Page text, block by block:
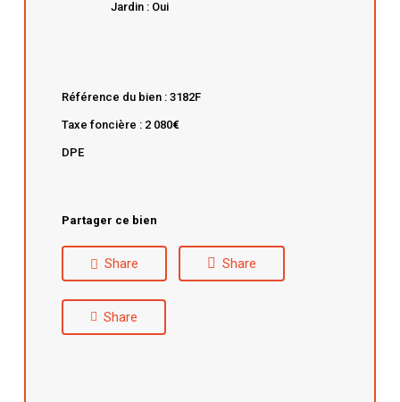
Jardin : Oui
Référence du bien : 3182F
Taxe foncière : 2 080€
DPE
Partager ce bien
Share Share
Share